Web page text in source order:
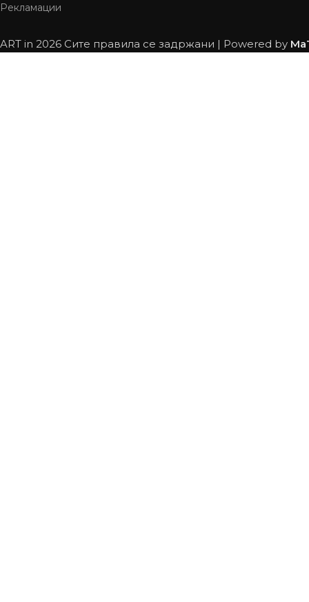
Рекламации
ART in 2026 Сите правила се задржани | Powered by